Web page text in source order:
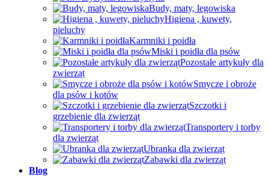
Budy, maty, legowiska
Higiena , kuwety,
pieluchy
Karmniki i poidła
Miski i poidła dla psów
Pozostałe artykuły dla
zwierząt
Smycze i obroże
dla psów i kotów
Szczotki i
grzebienie dla zwierząt
Transportery i torby
dla zwierząt
Ubranka dla zwierząt
Zabawki dla zwierząt
Blog